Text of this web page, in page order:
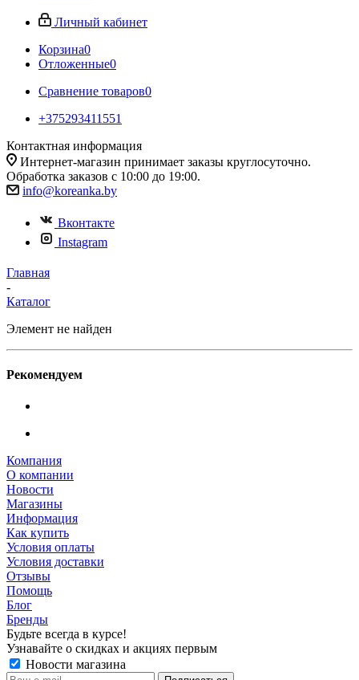
Личный кабинет
Корзина0
Отложенные0
Сравнение товаров0
+375293411551
Контактная информация
Интернет-магазин принимает заказы круглосуточно.
Обработка заказов с 10:00 до 19:00.
info@koreanka.by
Вконтакте
Instagram
Главная
-
Каталог
Элемент не найден
Рекомендуем
Компания
О компании
Новости
Магазины
Информация
Как купить
Условия оплаты
Условия доставки
Отзывы
Помощь
Блог
Бренды
Будьте всегда в курсе!
Узнавайте о скидках и акциях первым
Новости магазина